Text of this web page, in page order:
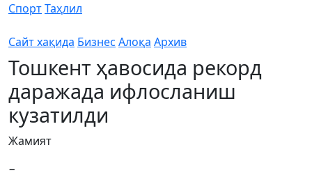
СпортТаҳлил
Сайт хақида Бизнес Алоқа Архив
Тошкент ҳавосида рекорд
даражада ифлосланиш
кузатилди
Жамият
−